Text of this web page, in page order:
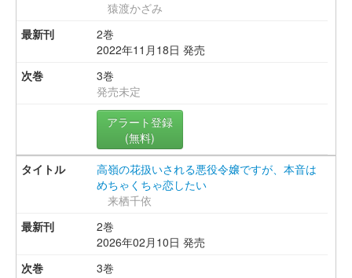
猿渡かざみ
2巻
2022年11月18日 発売
3巻
発売未定
アラート登録
(無料)
高嶺の花扱いされる悪役令嬢ですが、本音は
めちゃくちゃ恋したい
来栖千依
2巻
2026年02月10日 発売
3巻